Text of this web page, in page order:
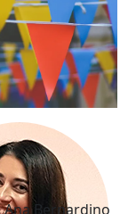
Ana Bernardino